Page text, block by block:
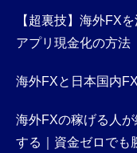
【超裏技】海外FX
アプリ現金化の方法
海外FXと日本国内
海外FXの稼げる人が
する｜資金ゼロでも